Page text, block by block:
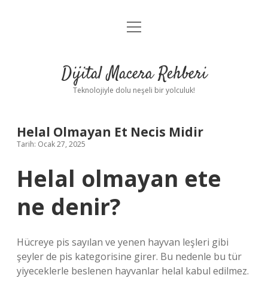
Anasayfa
Yasal Uyarı
menüyü
Dijital Macera Rehberi
Teknolojiyle dolu neşeli bir yolculuk!
Helal Olmayan Et Necis Midir
Tarih: Ocak 27, 2025
Helal olmayan ete
ne denir?
Hücreye pis sayılan ve yenen hayvan leşleri gibi
şeyler de pis kategorisine girer. Bu nedenle bu tür
yiyeceklerle beslenen hayvanlar helal kabul edilmez.